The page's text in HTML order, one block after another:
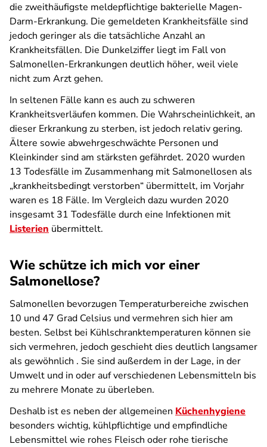
die zweithäufigste meldepflichtige bakterielle Magen-
Darm-Erkrankung. Die gemeldeten Krankheitsfälle sind
jedoch geringer als die tatsächliche Anzahl an
Krankheitsfällen. Die Dunkelziffer liegt im Fall von
Salmonellen-Erkrankungen deutlich höher, weil viele
nicht zum Arzt gehen.
In seltenen Fälle kann es auch zu schweren
Krankheitsverläufen kommen. Die Wahrscheinlichkeit, an
dieser Erkrankung zu sterben, ist jedoch relativ gering.
Ältere sowie abwehrgeschwächte Personen und
Kleinkinder sind am stärksten gefährdet. 2020 wurden
13 Todesfälle im Zusammenhang mit Salmonellosen als
„krankheitsbedingt verstorben“ übermittelt, im Vorjahr
waren es 18 Fälle. Im Vergleich dazu wurden 2020
insgesamt 31 Todesfälle durch eine Infektionen mit
Listerien übermittelt.
Wie schütze ich mich vor einer
Salmonellose?
Salmonellen bevorzugen Temperaturbereiche zwischen
10 und 47 Grad Celsius und vermehren sich hier am
besten. Selbst bei Kühlschranktemperaturen können sie
sich vermehren, jedoch geschieht dies deutlich langsamer
als gewöhnlich . Sie sind außerdem in der Lage, in der
Umwelt und in oder auf verschiedenen Lebensmitteln bis
zu mehrere Monate zu überleben.
Deshalb ist es neben der allgemeinen Küchenhygiene
besonders wichtig, kühlpflichtige und empfindliche
Lebensmittel wie rohes Fleisch oder rohe tierische